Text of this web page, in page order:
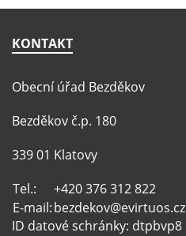
KONTAKT
Obecní úřad Bezděkov
Bezděkov č.p. 180
339 01 Klatovy
Tel.:
+420 376 312 822
E-mail:bezdekov@evirtuos.cz
ID datové schránky: dtpbvp8